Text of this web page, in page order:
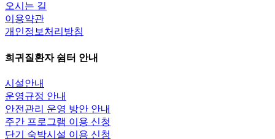
오시는 길
이용약관
개인정보처리방침
희귀질환자 쉼터 안내
시설안내
운영규정 안내
안전관리 운영 방안 안내
주간 프로그램 이용 신청
단기 숙박시설 이용 신청